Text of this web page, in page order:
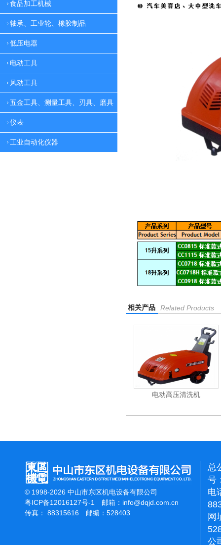
食品加工机械
轴承、工业轮、橡胶制品
低压电器
电动工具
风动工具
五金工具、测量工具、刃具、磨具
仪表
工业自动化仪器
相关产品 Related Products
电动高压清洗机
© 1998-2026 中山市东区机电设备有限公司
粤ICP备12016127号-1
邮箱： info@dqjd.com.cn
传真： 88315616 邮编：528403
总
号
电
网
公